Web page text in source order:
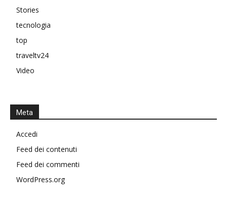
Stories
tecnologia
top
traveltv24
Video
Meta
Accedi
Feed dei contenuti
Feed dei commenti
WordPress.org